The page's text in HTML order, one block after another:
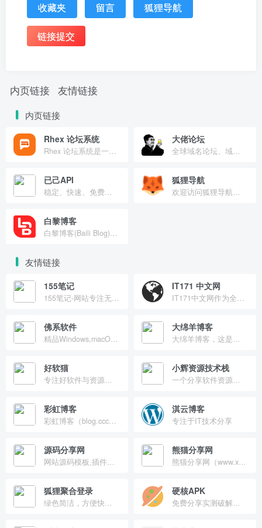
收藏夹 留言 狐狸导航
链接提交
内页链接 友情链接
内页链接
Rhex 论坛系统 大佬论坛
已己API 狐狸导航
白黎博客
友情链接
155笔记 IT171 中文网
佛系软件 大绵羊博客
好软猫 小辉资源技术栈
彩虹博客 淇云博客
专注于IT技术分享
源码分享网 熊猫分享网
狐狸聚合登录 硬核APK